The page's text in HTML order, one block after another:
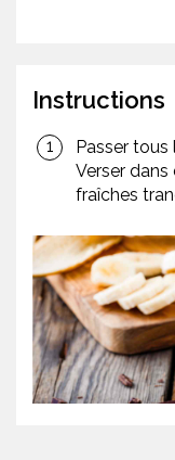
Instructions
Passer
Verser dans
fraîches